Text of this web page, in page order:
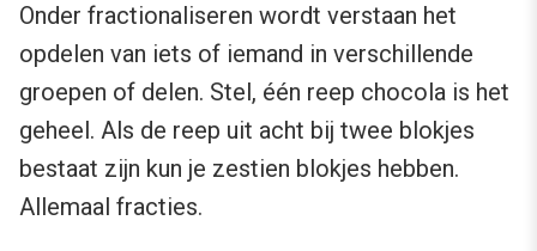
Onder fractionaliseren wordt verstaan het
opdelen van iets of iemand in verschillende
groepen of delen. Stel, één reep chocola is het
geheel. Als de reep uit acht bij twee blokjes
bestaat zijn kun je zestien blokjes hebben.
Allemaal fracties.